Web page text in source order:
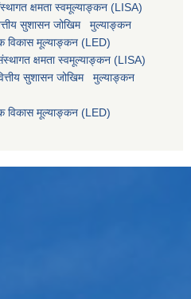
क्षमता स्वमूल्याङ्कन (LISA)
सुशासन जोखिम मुल्याङ्कन
विकास मूल्याङ्कन (LED)
क्षमता स्वमूल्याङ्कन (LISA)
सुशासन जोखिम मुल्याङ्कन
विकास मूल्याङ्कन (LED)